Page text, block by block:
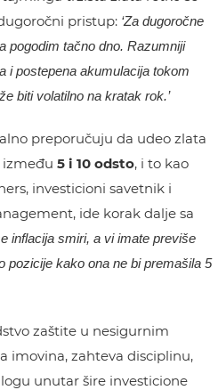
pristup: ‘Za dugoročne
pogodim tačno dno. Razumniji
i postepena akumulacija tokom
biti volatilno na kratak rok.’
preporučuju da udeo zlata
5 i 10 odsto, i to kao
investicioni savetnik i
ide korak dalje sa
inflacija smiri, a vi imate previše
pozicije kako ona ne bi premašila 5
zaštite u nesigurnim
imovina, zahteva disciplinu,
unutar šire investicione